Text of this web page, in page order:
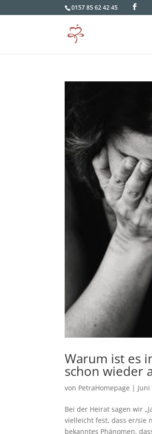
0157 85 62 42 45
Warum ist es
schon wieder
von PetraHomepage |
Bei der Heirat sagen wir
vielleicht fest, dass er/sie
bekanntes Phänomen,